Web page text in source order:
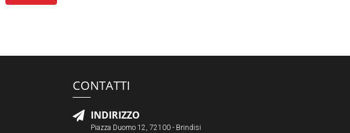
CONTATTI
INDIRIZZO
Piazza Duomo 12, 72100 - Brindisi